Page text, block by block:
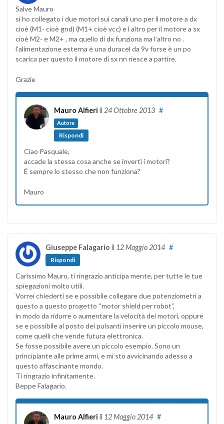
Salve Mauro
si ho collegato i due motori sui canali uno per il motore a dx
cioè (M1- cioè gnd) (M1+ cioè vcc) e l altro per il motore a sx
cioè M2- e M2+ , ma quello di dx funziona ma l’altro no .
l’alimentazione esterna è una duracel da 9v forse è un po
scarica per questo il motore di sx nn riesce a partire.
Grazie
Mauro Alfieri il 24 Ottobre 2013
Autore
#
Rispondi
Ciao Pasquale,
accade la stessa cosa anche se invertì i motori?
É sempre lo stesso che non funziona?
Mauro
Giuseppe Falagario il 12 Maggio 2014 #
Rispondi
Carissimo Mauro, ti ringrazio anticipa mente, per tutte le tue
spiegazioni molto utili.
Vorrei chiederti se e possibile collegare due potenziometri a
questo a questo progetto “motor shield per robot”,
in modo da ridurre o aumentare la velocità dei motori, oppure
se e possibile al posto dei pulsanti inserire un piccolo mouse,
come quelli che vende futura elettronica.
Se fosse possibile avere un piccolo esempio. Sono un
principiante alle prime armi, e mi sto avvicinando adesso a
questo affascinante mondo.
Ti ringrazio infinitamente.
Beppe Falagario.
Mauro Alfieri il 12 Maggio 2014 #